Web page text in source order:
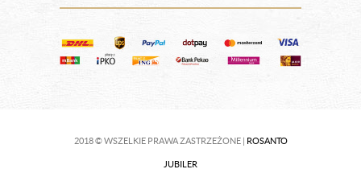
2018 © WSZELKIE PRAWA ZASTRZEŻONE | ROSANTO
JUBILER